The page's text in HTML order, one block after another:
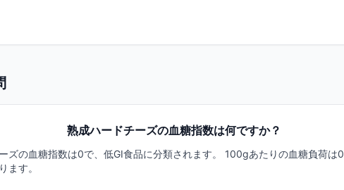
熟成ハードチーズの血糖指数は何ですか？
ズの血糖指数は0で、低GI食品に分類されます。 100gあたりの血糖負荷は
ます。